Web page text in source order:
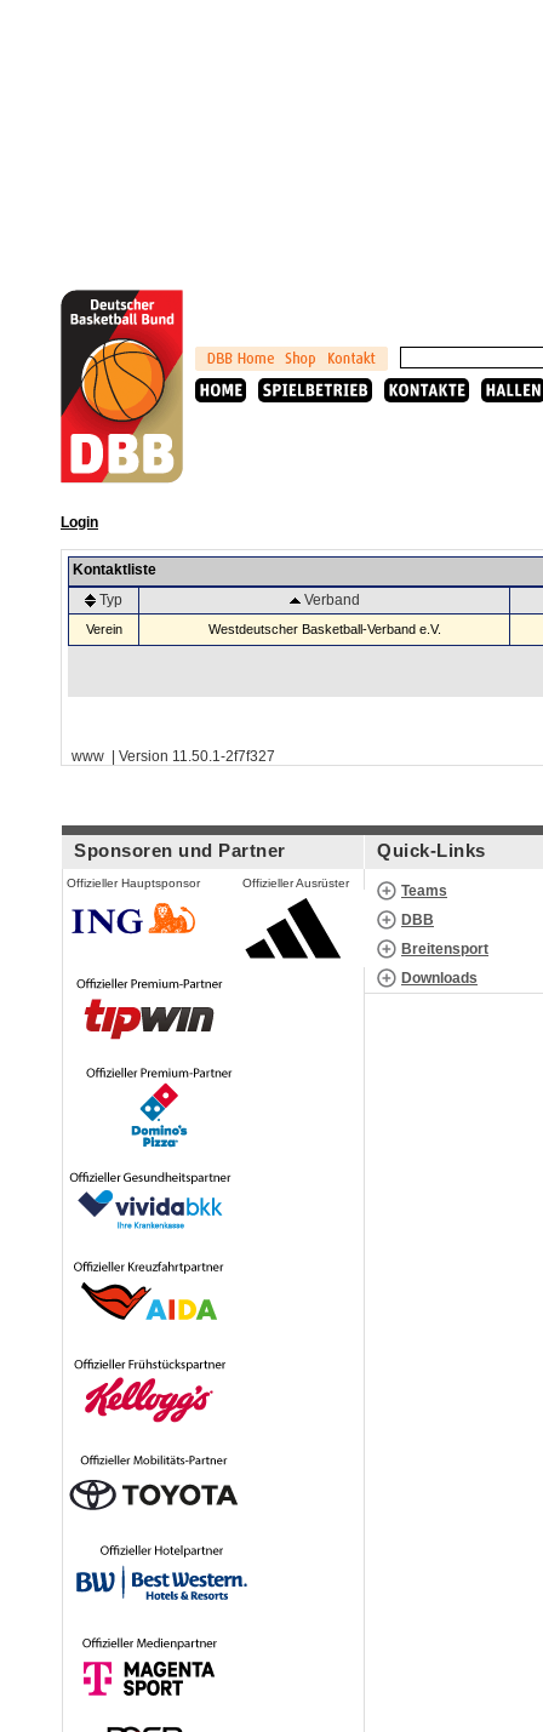
Login
Kontaktliste
Typ
Verband
Verein Westdeutscher Basketball-Verband e.V.
www | Version 11.50.1-2f7f327
Sponsoren und Partner
Offizieller Hauptsponsor Offizieller Ausrüster
Quick-Links
Teams
DBB
Breitensport
Downloads